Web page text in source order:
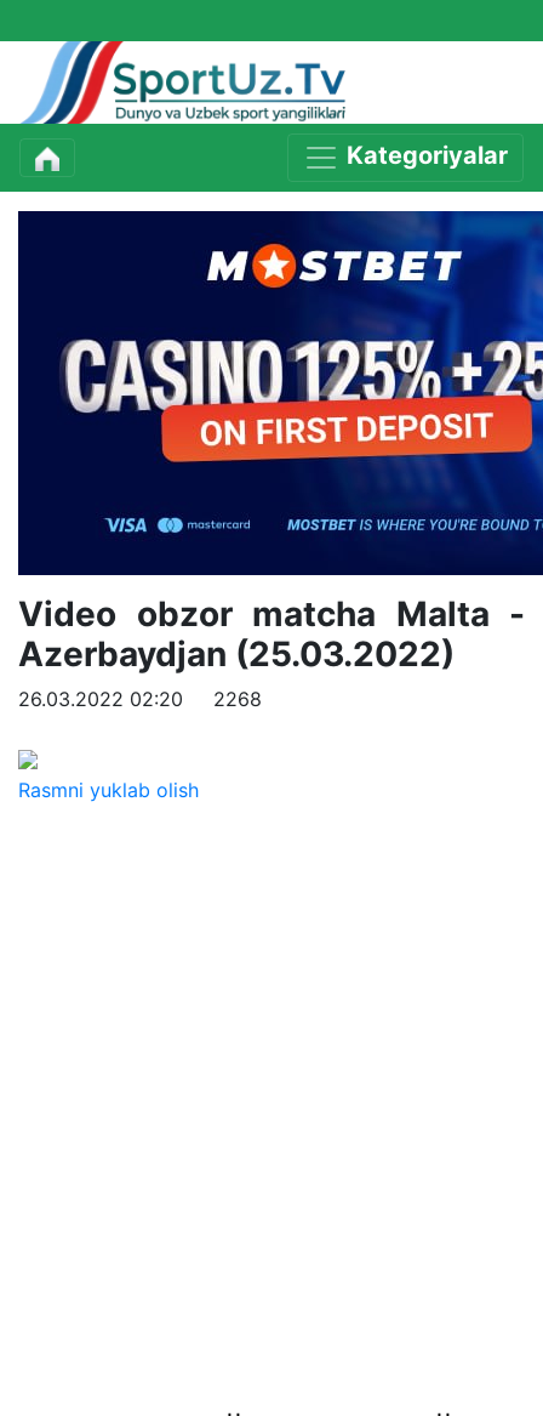
Kategoriyalar
Video obzor matcha Malta -
Azerbaydjan (25.03.2022)
26.03.2022 02:20 2268
Rasmni yuklab olish